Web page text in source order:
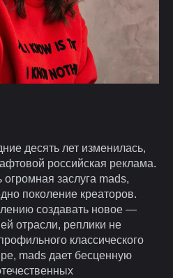
десять лет изменилась,
российская реклама.
заслуга mads,
поколение креаторов.
создавать новое —
отрасли, реплики не
классического
mads дает бесценную